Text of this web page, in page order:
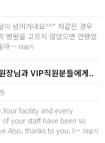
이 넘어가네요^^* 저같은 경우
병원을 고르지 않았으면 안됐었
아… 더보기
장님과 VIP직원분들에게..
facility and every
your staff have been so
thanks to you, I… 더보기